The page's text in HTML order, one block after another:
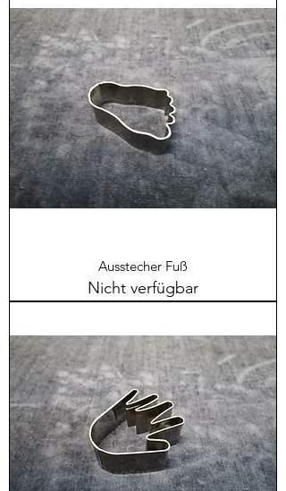
Ausstecher Fuß
Nicht verfügbar